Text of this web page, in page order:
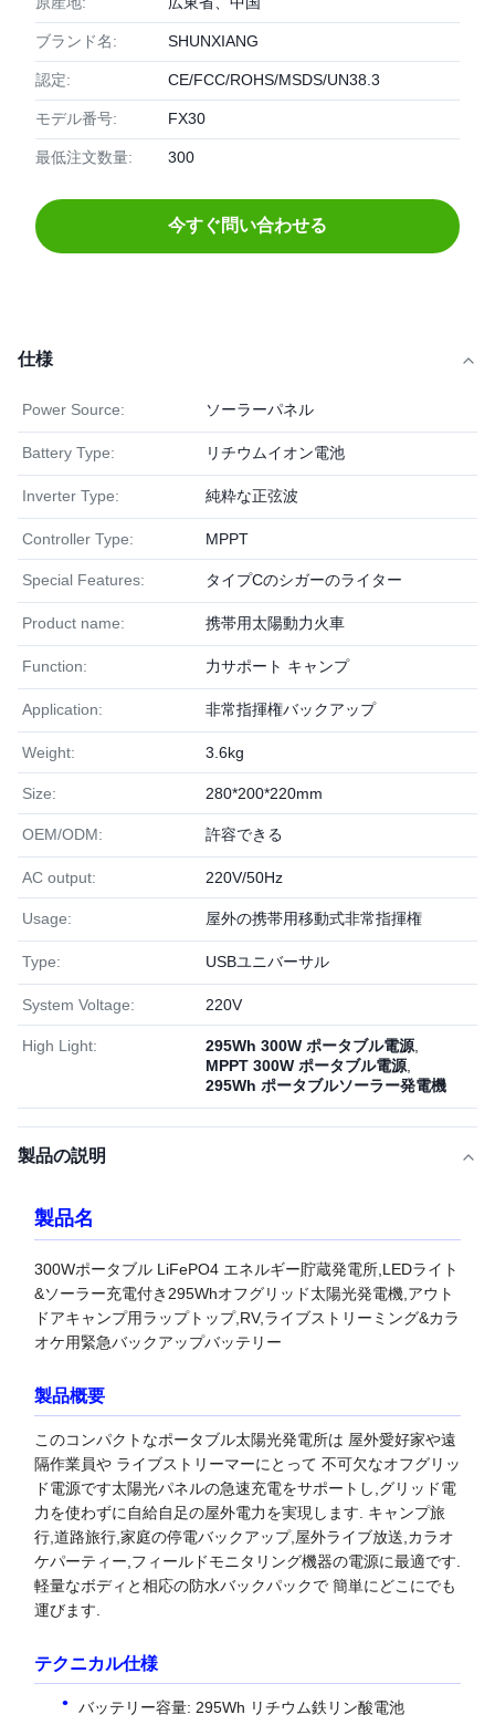
ブランド名: SHUNXIANG
認定: CE/FCC/ROHS/MSDS/UN38.3
モデル番号: FX30
最低注文数量: 300
今すぐ問い合わせる
仕様
Power Source: ソーラーパネル
Battery Type: リチウムイオン電池
Inverter Type: 純粋な正弦波
Controller Type: MPPT
Special Features: タイプCのシガーのライター
Product name: 携帯用太陽動力火車
Function: 力サポート キャンプ
Application: 非常指揮権バックアップ
Weight: 3.6kg
Size: 280*200*220mm
OEM/ODM: 許容できる
AC output: 220V/50Hz
Usage: 屋外の携帯用移動式非常指揮権
Type: USBユニバーサル
System Voltage: 220V
High Light: 295Wh 300W ポータブル電源
MPPT 300W ポータブル電源
295Wh ポータブルソーラー発電機
製品の説明
製品名
300Wポータブル LiFePO4 エネルギー貯蔵発電所,LEDライト
&ソーラー充電付き295Whオフグリッド太陽光発電機,アウト
ドアキャンプ用ラップトップ,RV,ライブストリーミング&カラ
オケ用緊急バックアップバッテリー
製品概要
このコンパクトなポータブル太陽光発電所は 屋外愛好家や遠
隔作業員や ライブストリーマーにとって 不可欠なオフグリッ
ド電源です太陽光パネルの急速充電をサポートし,グリッド電
力を使わずに自給自足の屋外電力を実現します. キャンプ旅
行,道路旅行,家庭の停電バックアップ,屋外ライブ放送,カラオ
ケパーティー,フィールドモニタリング機器の電源に最適です.
軽量なボディと相応の防水バックパックで 簡単にどこにでも
運びます.
テクニカル仕様
バッテリー容量: 295Wh リチウム鉄リン酸電池